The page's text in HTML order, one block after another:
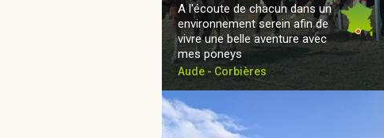
A l'écoute de chacun dans un
environnement serein afin de
vivre une belle aventure avec
mes poneys
Aude - Corbières